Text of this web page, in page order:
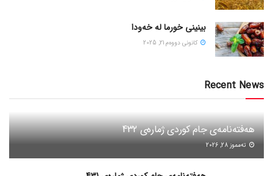
بینینی خورما لە خەودا
كانونی دووه‌م 21, 2025
Recent News
هەفتەنامەی جام کوردی ژمارەی 432
ته‌مموز 28, 2026